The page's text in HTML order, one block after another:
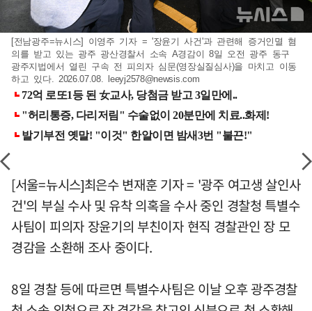
[전남광주=뉴시스] 이영주 기자 = '장윤기 사건'과 관련해 증거인멸 혐
의를 받고 있는 광주 광산경찰서 소속 A경감이 8일 오전 광주 동구
광주지법에서 열린 구속 전 피의자 심문(영장실질심사)을 마치고 이동
하고 있다. 2026.07.08.
leeyj2578@newsis.com
[서울=뉴시스]최은수 변재훈 기자 = '광주 여고생 살인사
건'의 부실 수사 및 유착 의혹을 수사 중인 경찰청 특별수
사팀이 피의자 장윤기의 부친이자 현직 경찰관인 장 모
경감을 소환해 조사 중이다.
8일 경찰 등에 따르면 특별수사팀은 이날 오후 광주경찰